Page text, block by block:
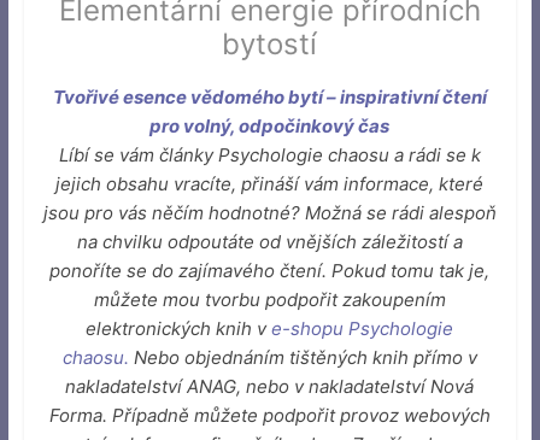
Elementární energie přírodních
bytostí
Tvořivé esence vědomého bytí – inspirativní čtení
pro volný, odpočinkový čas
Líbí se vám články Psychologie chaosu a rádi se k
jejich obsahu vracíte, přináší vám informace, které
jsou pro vás něčím hodnotné? Možná se rádi alespoň
na chvilku odpoutáte od vnějších záležitostí a
ponoříte se do zajímavého čtení. Pokud tomu tak je,
můžete mou tvorbu podpořit zakoupením
elektronických knih ve-shopu Psychologie
chaosu. Nebo objednáním tištěných knih přímo v
nakladatelství ANAG, nebo v nakladatelství Nová
Forma. Případně můžete podpořit provoz webových